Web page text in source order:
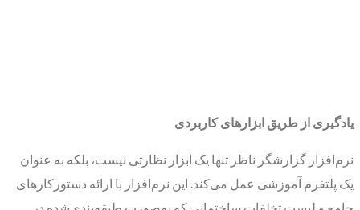
یادگیری از طریق ابزارهای کاربردی
نرم‌افزار گزارشگر ناظر تنها یک ابزار نظارتی نیست، بلکه به عنوان
یک پلتفرم آموزشی عمل می‌کند. این نرم‌افزار با ارائه دستورکارهای